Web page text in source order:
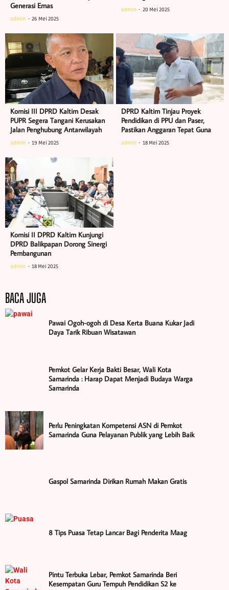
Generasi Emas
admin 26 Mei 2025
admin 20 Mei 2025
Komisi III DPRD Kaltim Desak
PUPR Segera Tangani Kerusakan
Jalan Penghubung Antarwilayah
admin 19 Mei 2025
DPRD Kaltim Tinjau Proyek
Pendidikan di PPU dan Paser,
Pastikan Anggaran Tepat Guna
admin 18 Mei 2025
Komisi II DPRD Kaltim Kunjungi
DPRD Balikpapan Dorong Sinergi
Pembangunan
admin 18 Mei 2025
BACA JUGA
Pawai Ogoh-ogoh di Desa Kerta Buana Kukar Jadi
Daya Tarik Ribuan Wisatawan
Pemkot Gelar Kerja Bakti Besar, Wali Kota
Samarinda : Harap Dapat Menjadi Budaya Warga
Samarinda
Perlu Peningkatan Kompetensi ASN di Pemkot
Samarinda Guna Pelayanan Publik yang Lebih Baik
Gaspol Samarinda Dirikan Rumah Makan Gratis
8 Tips Puasa Tetap Lancar Bagi Penderita Maag
Pintu Terbuka Lebar, Pemkot Samarinda Beri
Kesempatan Guru Tempuh Pendidikan S2 ke